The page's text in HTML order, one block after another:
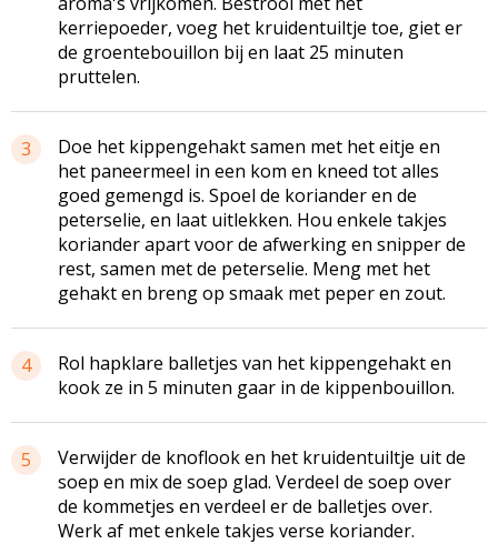
kerriepoeder, voeg het kruidentuiltje toe, giet er
de groentebouillon bij en laat 25 minuten
pruttelen.
3
Doe het kippengehakt samen met het eitje en
het paneermeel in een kom en kneed tot alles
goed gemengd is. Spoel de koriander en de
peterselie, en laat uitlekken. Hou enkele takjes
koriander apart voor de afwerking en snipper de
rest, samen met de peterselie. Meng met het
gehakt en breng op smaak met peper en zout.
4
Rol hapklare balletjes van het kippengehakt en
kook ze in 5 minuten gaar in de kippenbouillon.
5
Verwijder de knoflook en het kruidentuiltje uit de
soep en mix de soep glad. Verdeel de soep over
de kommetjes en verdeel er de balletjes over.
Werk af met enkele takjes verse koriander.